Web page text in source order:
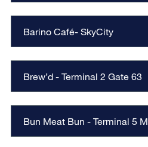
Barino Café- SkyCity
Brew’d - Terminal 2 Gate 63
Bun Meat Bun - Terminal 5